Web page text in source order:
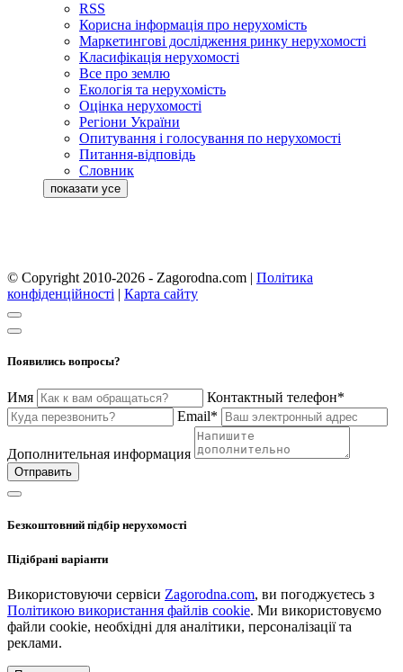
RSS
Корисна інформація про нерухомість
Маркетингові дослідження ринку нерухомості
Класифікація нерухомості
Все про землю
Екологія та нерухомість
Оцінка нерухомості
Регіони України
Опитування і голосування по нерухомості
Питання-відповідь
Словник
© Copyright 2010-2026 - Zagorodna.com | Політика
конфіденційності | Карта сайту
Появились вопросы?
Имя
Контактный телефон*
Email*
Дополнительная информация
Отправить
Безкоштовний підбір нерухомості
Підібрані варіанти
Використовуючи сервіси Zagorodna.com, ви погоджуєтесь з
Політикою використання файлів cookie. Ми використовуємо
файли cookie, необхідні для аналітики, персоналізації та
реклами.